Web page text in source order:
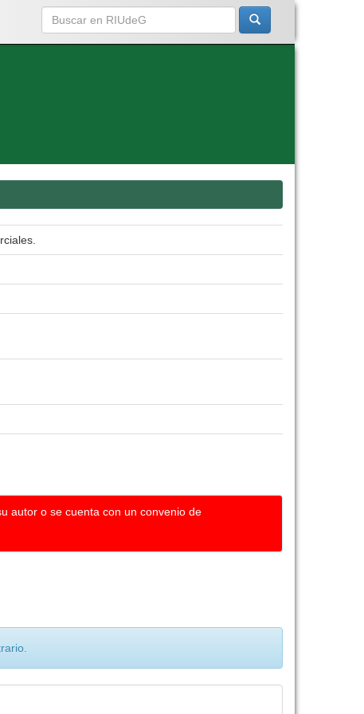
autor o se cuenta con un convenio de